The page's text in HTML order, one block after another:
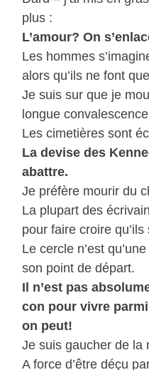
plus :
L’amour? On
Les hommes
alors qu’ils ne font
Je suis sur que je
longue
Les cimetières sont
La devise des
abattre.
Je préfère mourir du
La plupart des
pour faire croire qu’ils
Le cercle n’est
son point de départ.
Il n’est pas
con pour vivre
on peut!
Je suis gaucher de la
A force d’être déçu